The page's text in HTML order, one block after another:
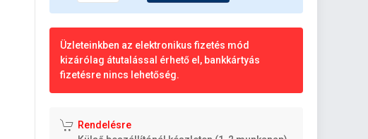
Üzleteinkben az elektronikus fizetés mód
kizárólag átutalással érhető el, bankkártyás
fizetésre nincs lehetőség.
Rendelésre